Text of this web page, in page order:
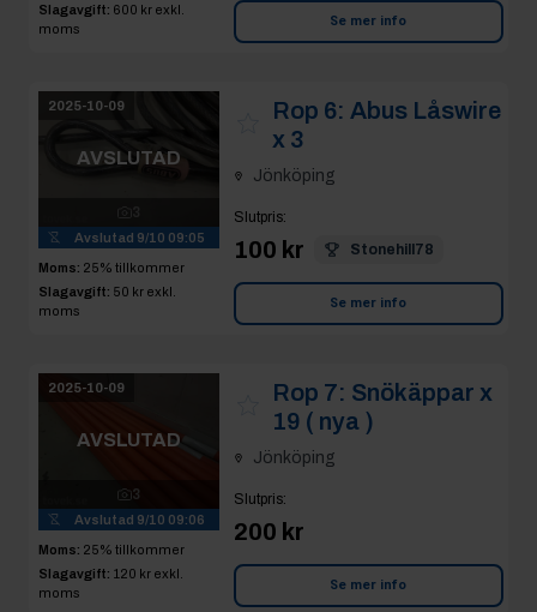
Slagavgift: 600 kr exkl.
moms
Se mer info
2025-10-09
AVSLUTAD
Avslutad 9/10 09:05
Moms: 25% tillkommer
Slagavgift: 50 kr exkl.
moms
Rop 6: Abus Låswire
x 3
Jönköping
Slutpris:
100 kr Stonehill78
Se mer info
2025-10-09
AVSLUTAD
3
Avslutad 9/10 09:06
Moms: 25% tillkommer
Slagavgift: 120 kr exkl.
moms
Rop 7: Snökäppar x
19 ( nya )
Jönköping
Slutpris:
200 kr
Se mer info